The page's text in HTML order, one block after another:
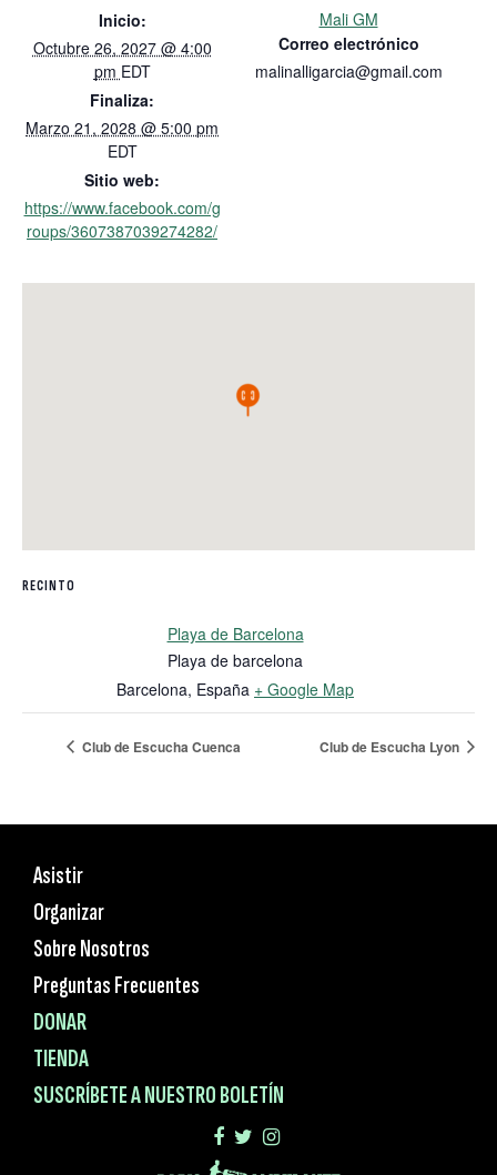
Inicio:
Octubre 26, 2027 @ 4:00
pm EDT
Finaliza:
Marzo 21, 2028 @ 5:00 pm
EDT
Sitio web:
https://www.facebook.com/g
roups/3607387039274282/
Mali GM
Correo electrónico
malinalligarcia@gmail.com
RECINTO
Playa de Barcelona
Playa de barcelona
Barcelona, España + Google Map
Club de Escucha Cuenca Club de Escucha Lyon
Asistir
Organizar
Sobre Nosotros
Preguntas Frecuentes
DONAR
TIENDA
SUSCRÍBETE A NUESTRO BOLETÍN